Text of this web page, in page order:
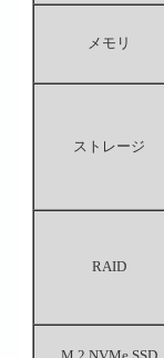
メモリ
ストレージ
RAID